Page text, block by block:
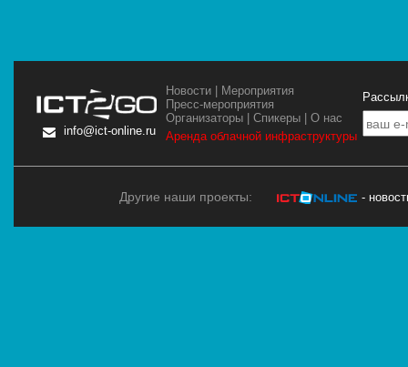
info@ict-online.ru
Новости
Мероприятия
Пресс-мероприятия
Организаторы |Спикеры |О нас
Аренда облачной инфраструктуры
Другие наши проекты: -